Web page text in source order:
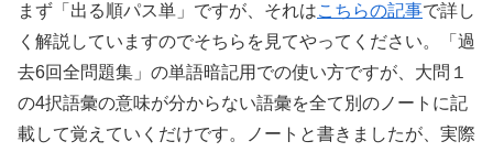
まず「出る順パス単」ですが、それはこちらの記事で詳し
く解説していますのでそちらを見てやってください。「過
去6回全問題集」の単語暗記用での使い方ですが、大問１
の4択語彙の意味が分からない語彙を全て別のノートに記
載して覚えていくだけです。ノートと書きましたが、実際